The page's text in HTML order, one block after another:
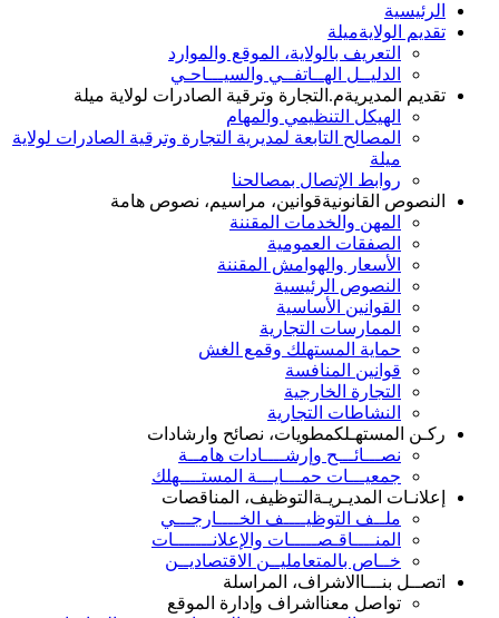
الرئيسية
تقديم الولايةميلة
التعريف بالولاية، الموقع والموارد
الدليــل الهــاتفــي والسيـــاحـي
تقديم المديريةم.التجارة وترقية الصادرات لولاية ميلة
الهيكل التنظيمي والمهام
المصالح التابعة لمديرية التجارة وترقية الصادرات لولاية
ميلة
روابط الإتصال بمصالحنا
النصوص القانونيةقوانين، مراسيم، نصوص هامة
المهن والخدمات المقننة
الصفقات العمومية
الأسعار والهوامش المقننة
النصوص الرئيسية
القوانين الأساسية
الممارسات التجارية
حماية المستهلك وقمع الغش
قوانين المنافسة
التجارة الخارجية
النشاطات التجارية
ركـن المستهـلكمطويات، نصائح وارشادات
نصـــائـــح وإرشــــادات هامــة
جمعيـــات حمـــايـــة المستــــهلك
إعلانـات المديـريـة التوظيف، المناقصات
ملــف التوظيــــف الخــــارجـــي
المنــــاقـصـــــات والإعلانـــــــات
خــاص بالمتعامليــن الاقتصاديــن
اتصــل بنـــا الاشراف، المراسلة
تواصل معنا اشراف وإدارة الموقع